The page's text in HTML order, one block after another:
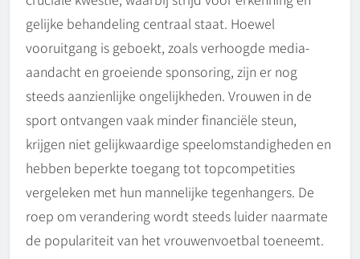
gelijke behandeling centraal staat. Hoewel
vooruitgang is geboekt, zoals verhoogde media-
aandacht en groeiende sponsoring, zijn er nog
steeds aanzienlijke ongelijkheden. Vrouwen in de
sport ontvangen vaak minder financiële steun,
krijgen niet gelijkwaardige speelomstandigheden en
hebben beperkte toegang tot topcompetities
vergeleken met hun mannelijke tegenhangers. De
roep om verandering wordt steeds luider naarmate
de populariteit van het vrouwenvoetbal toeneemt.